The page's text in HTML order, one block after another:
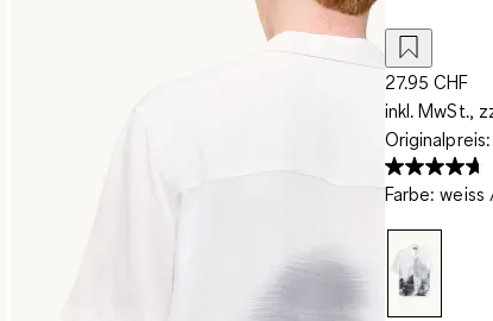
27.95 CHF
inkl. MwSt.,
Originalpreis:
Farbe: weiss